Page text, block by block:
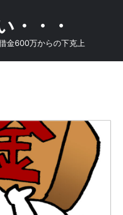
・・・
金600万からの下克上